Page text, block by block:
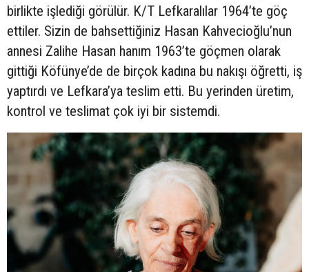
birlikte işlediği görülür. K/T Lefkaralılar 1964’te göç
ettiler. Sizin de bahsettiğiniz Hasan Kahvecioğlu’nun
annesi Zalihe Hasan hanım 1963’te göçmen olarak
gittiği Köfünye’de de birçok kadına bu nakışı öğretti, iş
yaptırdı ve Lefkara’ya teslim etti. Bu yerinden üretim,
kontrol ve teslimat çok iyi bir sistemdi.